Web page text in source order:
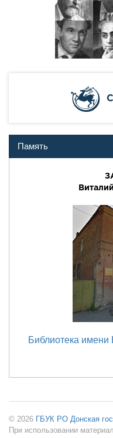
Память
Библиотека имени
© 2026 ГБУК РО Донская
При использовании